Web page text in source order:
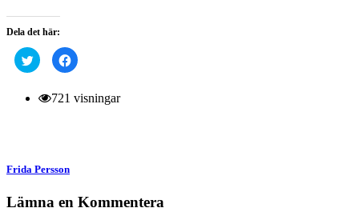
Dela det här:
Klicka
för
på
Twitter
Klicka
för
på
Facebook
721 visningar
Frida Persson
Lämna en Kommentera